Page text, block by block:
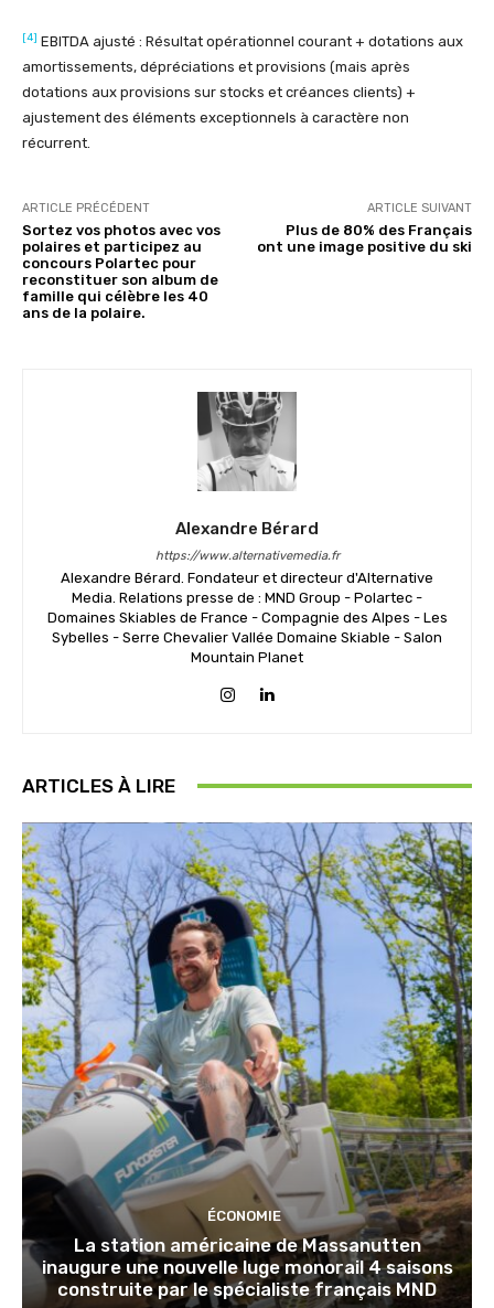
[4] EBITDA ajusté : Résultat opérationnel courant + dotations aux
amortissements, dépréciations et provisions (mais après
dotations aux provisions sur stocks et créances clients) +
ajustement des éléments exceptionnels à caractère non
récurrent.
ARTICLE PRÉCÉDENT
Sortez vos photos avec vos
polaires et participez au
concours Polartec pour
reconstituer son album de
famille qui célèbre les 40
ans de la polaire.
ARTICLE SUIVANT
Plus de 80% des Français
ont une image positive du ski
Alexandre Bérard
https://www.alternativemedia.fr
Alexandre Bérard. Fondateur et directeur d'Alternative
Media. Relations presse de : MND Group - Polartec -
Domaines Skiables de France - Compagnie des Alpes - Les
Sybelles - Serre Chevalier Vallée Domaine Skiable - Salon
Mountain Planet
ARTICLES À LIRE
ÉCONOMIE
La station américaine de Massanutten
inaugure une nouvelle luge monorail 4 saisons
construite par le spécialiste français MND